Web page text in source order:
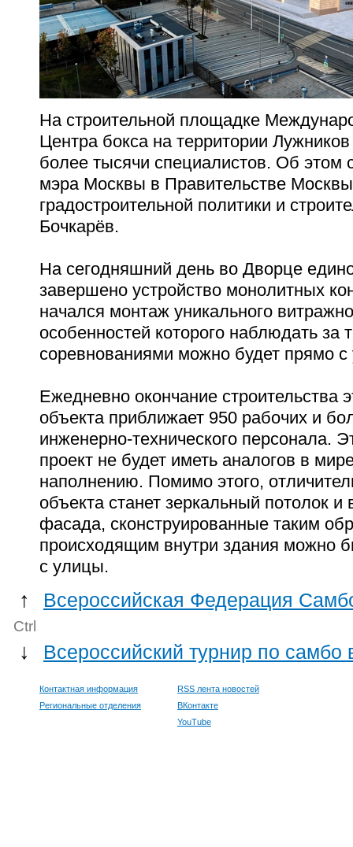
На строительной площадке
Центра бокса на территории
более тысячи специалистов. Об этом
мэра Москвы в Правительстве
градостроительной политики и
Бочкарёв.
На сегодняшний день во Дворце
завершено устройство монолитных
начался монтаж уникального
особенностей которого наблюдать за
соревнованиями можно будет прямо
Ежедневно окончание строительства
объекта приближает 950 рабочих и
инженерно-технического персонала.
проект не будет иметь аналогов в
наполнению.​ Помимо этого, о
объекта станет зеркальный потолок и
фасада, сконструированные таким
происходящим внутри здания можно
с улицы.
↑ Всероссийская Федерация
Ctrl
↓ Всероссийский турнир по самбо
Контактная информация
Региональные отделения
RSS лента новостей
ВКонтакте
YouTube